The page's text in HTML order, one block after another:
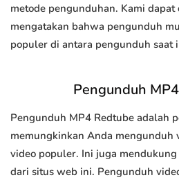
metode pengunduhan. Kami dapat
mengatakan bahwa pengunduh
populer di antara pengunduh saat
Pengunduh
Pengunduh MP4 Redtube adalah
memungkinkan Anda mengunduh
video populer. Ini juga
dari situs web ini. Pengunduh